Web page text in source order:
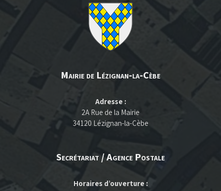
Mairie de Lézignan-la-Cèbe
Adresse :
2A Rue de la Mairie
34120 Lézignan-la-Cèbe
Secrétariat / Agence Postale
Horaires d’ouverture :